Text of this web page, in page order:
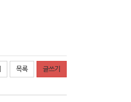
목록 글쓰기